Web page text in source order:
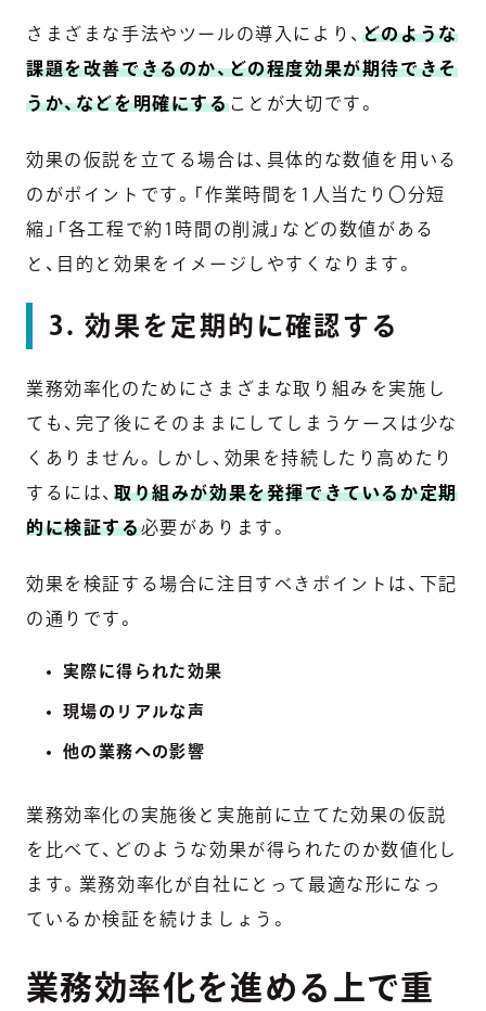
さまざまな手法やツールの導入により、 どのような
課題を改善できるのか、どの程度効果が期待できそ
うか、などを明確にすることが大切です。
効果の仮説を立てる場合は、具体的な数値を用いる
のがポイントです。「作業時間を1人当たり〇分短
縮」「各工程で約1時間の削減」などの数値がある
と、目的と効果をイメージしやすくなります。
3. 効果を定期的に確認する
業務効率化のためにさまざまな取り組みを実施し
ても、完了後にそのままにしてしまうケースは少な
くありません。しかし、効果を持続したり高めたり
するには、 取り組みが効果を発揮できているか定期
的に検証する必要があります。
効果を検証する場合に注目すべきポイントは、下記
の通りです。
実際に得られた効果
現場のリアルな声
他の業務への影響
業務効率化の実施後と実施前に立てた効果の仮説
を比べて、どのような効果が得られたのか数値化し
ます。業務効率化が自社にとって最適な形になっ
ているか検証を続けましょう。
業務効率化を進める上で重